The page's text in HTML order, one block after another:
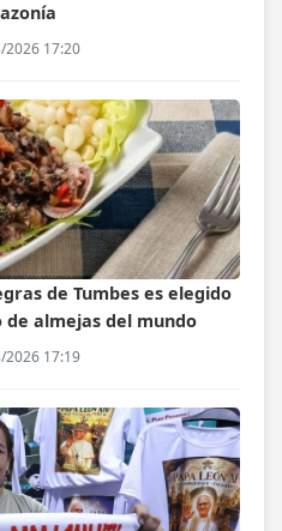
2026 17:20
de Tumbes es elegido
almejas del mundo
2026 17:19